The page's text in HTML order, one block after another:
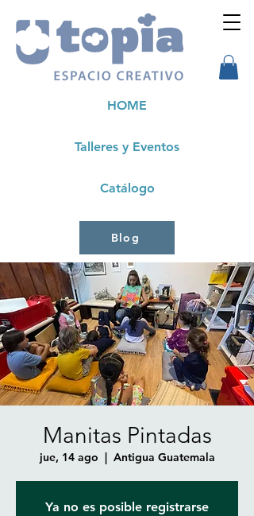
Talleres y Eventos
HOME
Catálogo
Blog
Manitas Pintadas
jue, 14 ago
  |
Antigua Guatemala
Ya no es posible registrarse